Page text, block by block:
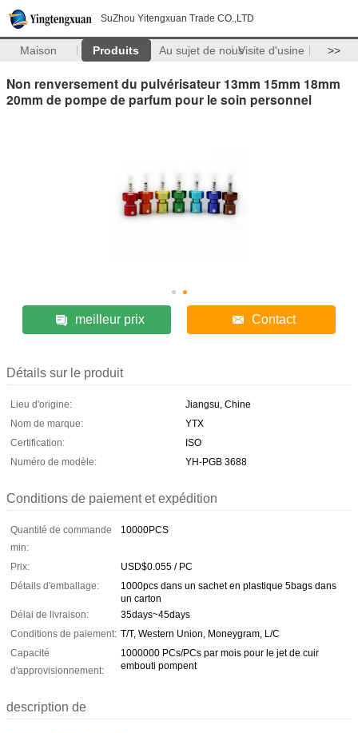
SuZhou Yitengxuan Trade CO.,LTD
Maison Produits Au sujet de nousVisite d'usine >>
Non renversement du pulvérisateur 13mm 15mm 18mm
20mm de pompe de parfum pour le soin personnel
meilleur prix Contact
Détails sur le produit
Lieu d'origine:
Jiangsu, Chine
Nom de marque:
YTX
Certification:
ISO
Numéro de modèle:
YH-PGB 3688
Conditions de paiement et expédition
Quantité de commande
min:
10000PCS
Prix:
USD$0.055 / PC
Détails d'emballage:
1000pcs dans un sachet en plastique 5bags dans
un carton
Délai de livraison:
35days~45days
Conditions de paiement: T/T, Western Union, Moneygram, L/C
Capacité
d'approvisionnement:
1000000 PCs/PCs par mois pour le jet de cuir
embouti pompent
description de